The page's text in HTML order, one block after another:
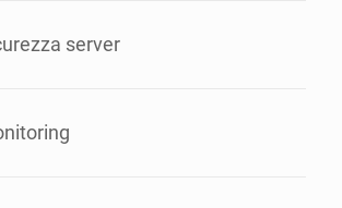
server